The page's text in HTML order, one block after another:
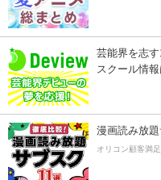
芸能界を志
スクール情
漫画読み放題
オリコン顧客満